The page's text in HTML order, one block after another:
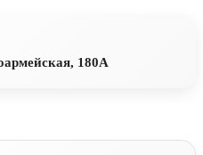
180А